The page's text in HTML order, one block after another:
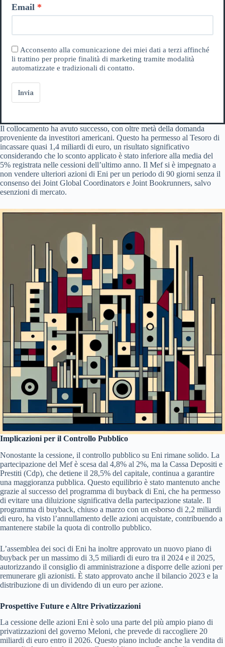
Email
Acconsento alla comunicazione dei miei dati a terzi affinché
li trattino per proprie finalità di marketing tramite modalità
automatizzate e tradizionali di contatto.
Invia
Il collocamento ha avuto successo, con oltre metà della domanda
proveniente da investitori americani. Questo ha permesso al Tesoro di
incassare quasi 1,4 miliardi di euro, un risultato significativo
considerando che lo sconto applicato è stato inferiore alla media del
5% registrata nelle cessioni dell’ultimo anno. Il Mef si è impegnato a
non vendere ulteriori azioni di Eni per un periodo di 90 giorni senza il
consenso dei Joint Global Coordinators e Joint Bookrunners, salvo
esenzioni di mercato.
Implicazioni per il Controllo Pubblico
Nonostante la cessione, il controllo pubblico su Eni rimane solido. La
partecipazione del Mef è scesa dal 4,8% al 2%, ma la Cassa Depositi e
Prestiti (Cdp), che detiene il 28,5% del capitale, continua a garantire
una maggioranza pubblica. Questo equilibrio è stato mantenuto anche
grazie al successo del programma di buyback di Eni, che ha permesso
di evitare una diluizione significativa della partecipazione statale. Il
programma di buyback, chiuso a marzo con un esborso di 2,2 miliardi
di euro, ha visto l’annullamento delle azioni acquistate, contribuendo a
mantenere stabile la quota di controllo pubblico.
L’assemblea dei soci di Eni ha inoltre approvato un nuovo piano di
buyback per un massimo di 3,5 miliardi di euro tra il 2024 e il 2025,
autorizzando il consiglio di amministrazione a disporre delle azioni per
remunerare gli azionisti. È stato approvato anche il bilancio 2023 e la
distribuzione di un dividendo di un euro per azione.
Prospettive Future e Altre Privatizzazioni
La cessione delle azioni Eni è solo una parte del più ampio piano di
privatizzazioni del governo Meloni, che prevede di raccogliere 20
miliardi di euro entro il 2026. Questo piano include anche la vendita di